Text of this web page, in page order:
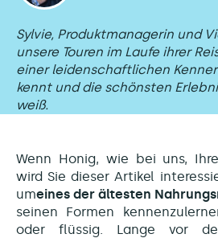
Sylvie, Produktmanagerin und
unsere Touren im Laufe ihrer
einer leidenschaftlichen
kennt und die schönsten
weiß.
Wenn Honig, wie bei uns,
wird Sie dieser Artikel
umeines der ältesten
seinen Formen
oder flüssig. Lange vor